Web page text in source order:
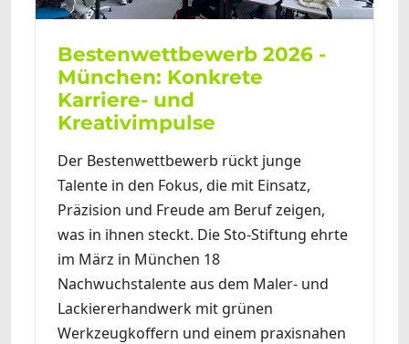
Bestenwettbewerb 2026 -
München: Konkrete
Karriere- und
Kreativimpulse
Der Bestenwettbewerb rückt junge
Talente in den Fokus, die mit Einsatz,
Präzision und Freude am Beruf zeigen,
was in ihnen steckt. Die Sto-Stiftung ehrte
im März in München 18
Nachwuchstalente aus dem Maler- und
Lackiererhandwerk mit grünen
Werkzeugkoffern und einem praxisnahen